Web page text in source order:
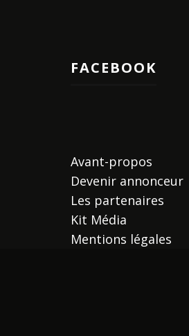
FACEBOOK
Avant-propos
Devenir annonceur
Les partenaires
Kit Média
Mentions légales